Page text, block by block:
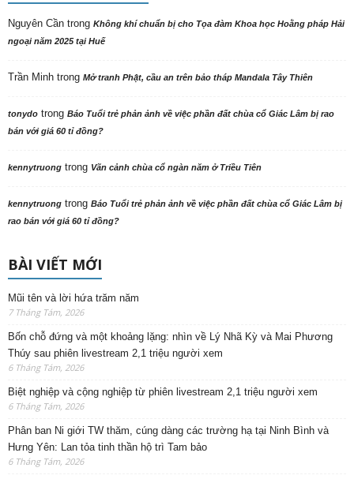
Nguyên Cần trong Không khí chuẩn bị cho Tọa đàm Khoa học Hoằng pháp Hải
ngoại năm 2025 tại Huế
Trần Minh trong Mở tranh Phật, cầu an trên bảo tháp Mandala Tây Thiên
tonydo trong Báo Tuổi trẻ phản ảnh về việc phần đất chùa cổ Giác Lâm bị rao
bán với giá 60 tỉ đồng?
kennytruong trong Vãn cảnh chùa cổ ngàn năm ở Triều Tiên
kennytruong trong Báo Tuổi trẻ phản ảnh về việc phần đất chùa cổ Giác Lâm bị
rao bán với giá 60 tỉ đồng?
BÀI VIẾT MỚI
Mũi tên và lời hứa trăm năm
7 Tháng Tám, 2026
Bốn chỗ đứng và một khoảng lặng: nhìn về Lý Nhã Kỳ và Mai Phương
Thúy sau phiên livestream 2,1 triệu người xem
6 Tháng Tám, 2026
Biệt nghiệp và cộng nghiệp từ phiên livestream 2,1 triệu người xem
6 Tháng Tám, 2026
Phân ban Ni giới TW thăm, cúng dàng các trường hạ tại Ninh Bình và
Hưng Yên: Lan tỏa tinh thần hộ trì Tam bảo
6 Tháng Tám, 2026